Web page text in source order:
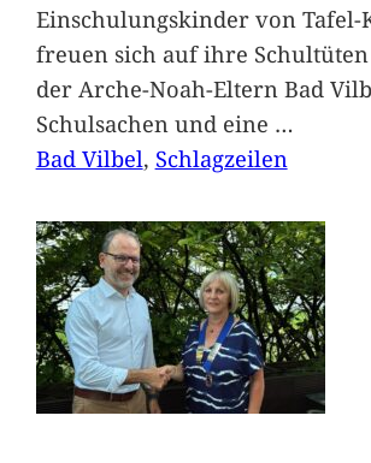
Einschulungskinder von Tafel-
freuen sich auf ihre Schultüten
der Arche-Noah-Eltern Bad
Schulsachen und eine …
Bad Vilbel, Schlagzeilen